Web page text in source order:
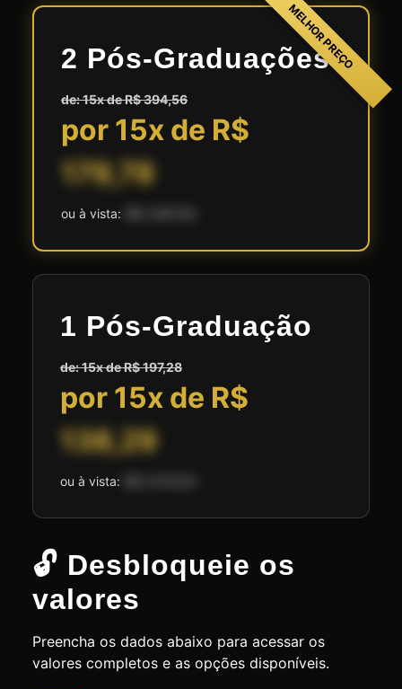
MELHOR PREÇO
2 Pós-Graduações
de: 15x de R$ 394,56
por 15x de R$
179,78
ou à vista:
1 Pós-Graduação
de: 15x de R$ 197,28
por 15x de R$
138,29
ou à vista:
🔓 Desbloqueie os
valores
Preencha os dados abaixo para acessar os
valores completos e as opções disponíveis.